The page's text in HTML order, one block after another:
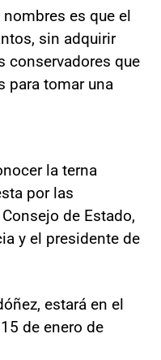
es que el
sin adquirir
conservadores que
para tomar una
la terna
por las
de Estado,
y el presidente de
estará en el
de enero de